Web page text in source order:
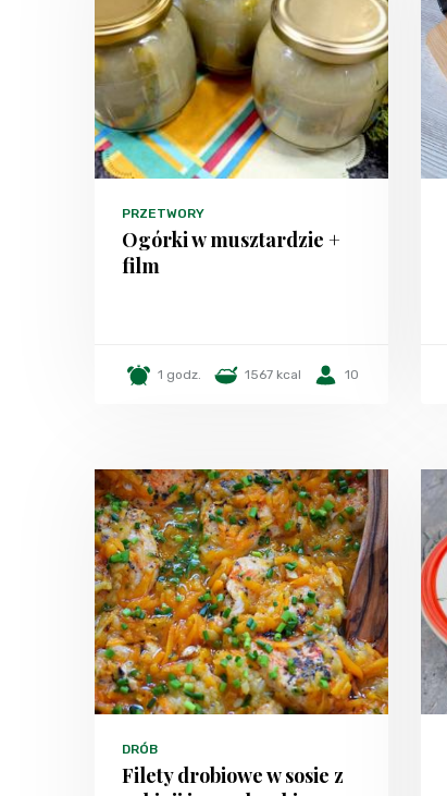
PRZETWORY
Ogórki w musztardzie +
film
1 godz. 1567 kcal 10
DRÓB
Filety drobiowe w sosie z